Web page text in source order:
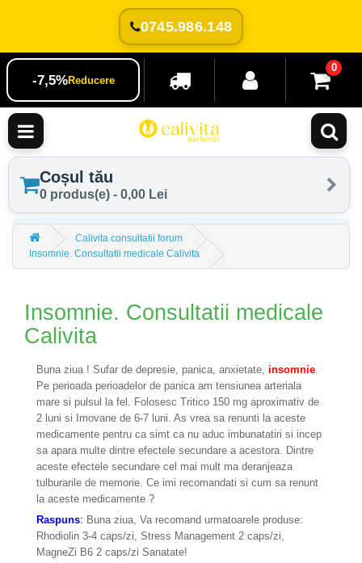
0745.986.148
-7,5%Reducere
0
Coșul tău
0 produs(e) - 0,00 Lei
Calivita consultatii forum
Insomnie. Consultatii medicale Calivita
Insomnie. Consultatii medicale
Calivita
Buna ziua ! Sufar de depresie, panica, anxietate, insomnie
Pe perioada perioadelor de panica am tensiunea arteriala
mare si pulsul la fel. Folosesc Tritico 150 mg aproximativ de
2 luni si Imovane de 6-7 luni. As vrea sa renunti la aceste
medicamente pentru ca simt ca nu aduc imbunatatiri si incep
sa apara multe dintre efectele secundare a acestora. Dintre
aceste efectele secundare cel mai mult ma deranjeaza
tulburarile de memorie. Ce imi recomandati si cum sa renunt
la aceste medicamente ?
Raspuns: Buna ziua, Va recomand urmatoarele produse:
Rhodiolin 3-4 caps/zi, Stress Management 2 caps/zi,
MagneZi B6 2 caps/zi Sanatate!